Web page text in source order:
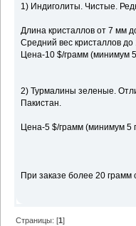
1) Индиголиты. Чистые.
Длина кристаллов от 7 мм
Средний вес кристаллов до
Цена-10 $/грамм (минимум
2) Турмалины зеленые.
Пакистан.
Цена-5 $/грамм (минимум 5
При заказе более 20 грамм
Страницы: [1]